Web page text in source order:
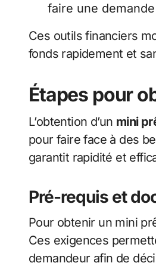
faire une
Ces outils financiers
fonds rapidement et
Étapes pour
L’obtention d’un mini
pour faire face à des
garantit rapidité et
Pré-requis et
Pour obtenir un mini
Ces exigences
demandeur afin de